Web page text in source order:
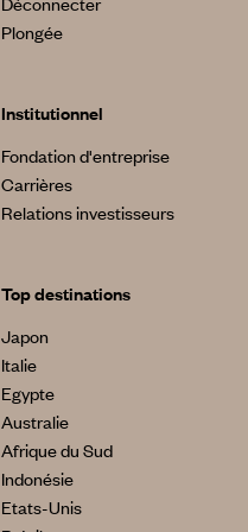
Plongée
Institutionnel
Fondation d'entreprise
Carrières
Relations investisseurs
Top destinations
Japon
Italie
Egypte
Australie
Afrique du Sud
Indonésie
Etats-Unis